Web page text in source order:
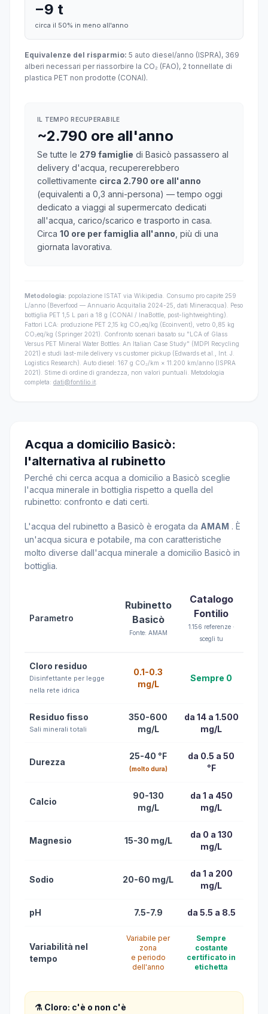
−9 t
circa il 50% in meno all'anno
Equivalenze del risparmio: 5 auto diesel/anno (ISPRA), 369
alberi necessari per riassorbire la CO₂ (FAO), 2 tonnellate di
plastica PET non prodotte (CONAI).
IL TEMPO RECUPERABILE
~2.790 ore all'anno
Se tutte le 279 famiglie di Basicò passassero al
delivery d'acqua, recupererebbero
collettivamente circa 2.790 ore all'anno
(equivalenti a 0,3 anni-persona) — tempo oggi
dedicato a viaggi al supermercato dedicati
all'acqua, carico/scarico e trasporto in casa.
Circa 10 ore per famiglia all'anno , più di una
giornata lavorativa.
Metodologia: popolazione ISTAT via Wikipedia. Consumo pro capite 259
L/anno (Beverfood — Annuario Acquitalia 2024-25, dati Mineracqua). Peso
bottiglia PET 1,5 L pari a 18 g (CONAI / InaBottle, post-lightweighting).
Fattori LCA: produzione PET 2,15 kg CO₂eq/kg (Ecoinvent), vetro 0,85 kg
CO₂eq/kg (Springer 2021). Confronto scenari basato su "LCA of Glass
Versus PET Mineral Water Bottles: An Italian Case Study" (MDPI Recycling
2021) e studi last-mile delivery vs customer pickup (Edwards et al., Int. J.
Logistics Research). Auto diesel: 167 g CO₂/km × 11.200 km/anno (ISPRA
2021). Stime di ordine di grandezza, non valori puntuali. Metodologia
completa: dati@fontilio.it
Acqua a domicilio Basicò:
l'alternativa al rubinetto
Perché chi cerca acqua a domicilio a Basicò sceglie
l'acqua minerale in bottiglia rispetto a quella del
rubinetto: confronto e dati certi.
L'acqua del rubinetto a Basicò è erogata da AMAM . È
un'acqua sicura e potabile, ma con caratteristiche
molto diverse dall'acqua minerale a domicilio Basicò in
bottiglia.
Parametro
Rubinetto
Basicò
Fonte: AMAM
Catalogo
Fontilio
1.156 referenze ·
scegli tu
Cloro residuo
Disinfettante per legge
nella rete idrica
0.1-0.3
mg/L
Sempre 0
Residuo fisso
Sali minerali totali
350-600
mg/L
da 14 a 1.500
mg/L
Durezza
25-40 °F
(molto dura)
da 0.5 a 50
°F
Calcio
90-130
mg/L
da 1 a 450
mg/L
Magnesio 15-30 mg/L
da 0 a 130
mg/L
Sodio 20-60 mg/L
da 1 a 200
mg/L
pH 7.5-7.9 da 5.5 a 8.5
Variabilità nel
tempo
Variabile per
zona
e periodo
dell'anno
Sempre
costante
certificato in
etichetta
⚗️ Cloro: c'è o non c'è